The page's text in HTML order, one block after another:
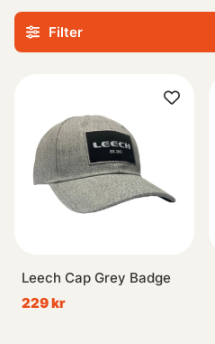
Filter
Leech Cap Grey Badge
229 kr